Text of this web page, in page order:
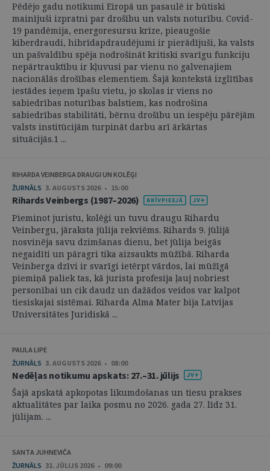
Pēdējo gadu notikumi Eiropā un pasaulē ir būtiski
mainījuši izpratni par drošību un valsts noturību. Covid-
19 pandēmija, energoresursu krīze, pieaugošie
kiberdraudi, hibrīdapdraudējumi ir pierādījuši, ka valsts
un pašvaldību spēja nodrošināt kritiski svarīgu funkciju
nepārtrauktību ir kļuvusi par vienu no galvenajiem
nacionālās drošības elementiem. Šajā kontekstā izglītības
iestādes ieņem īpašu vietu, jo skolas ir viens no
sabiedrības noturības balstiem, kas nodrošina
sabiedrības stabilitāti, bērnu drošību un iespēju pārējām
valsts institūcijām turpināt darbu arī ārkārtas
situācijās.1 ...
RIHARDA VEINBERGA DRAUGI UN KOLĒĢI
ŽURNĀLS 3. AUGUSTS 2026 • 15:00
Rihards Veinbergs (1987–2026)
Pieminot juristu, kolēģi un tuvu draugu Rihardu
Veinbergu, jāraksta jūlija rekviēms. Rihards 9. jūlijā
nosvinēja savu dzimšanas dienu, bet jūlija beigās
negaidīti un pāragri tika aizsaukts mūžībā. Riharda
Veinberga dzīvi ir svarīgi ietērpt vārdos, lai mūžīgā
piemiņā paliek tas, kā jurista profesija ļauj nobriest
personībai un cik daudz un dažādos veidos var kalpot
tiesiskajai sistēmai. Riharda Alma Mater bija Latvijas
Universitātes Juridiskā ...
PAULA LIPE
ŽURNĀLS 3. AUGUSTS 2026 • 08:00
Nedēļas notikumu apskats: 27.–31. jūlijs
Šajā apskatā apkopotas likumdošanas un tiesu prakses
aktualitātes par laika posmu no 2026. gada 27. līdz 31.
jūlijam. ...
SANTA JUHNEVIČA
ŽURNĀLS 31. JŪLIJS 2026 • 09:00